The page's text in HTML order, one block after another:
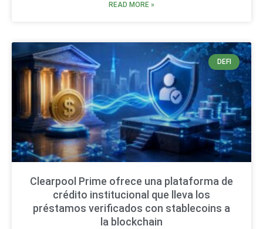
READ MORE »
DEFI
Clearpool Prime ofrece una plataforma de
crédito institucional que lleva los
préstamos verificados con stablecoins a
la blockchain